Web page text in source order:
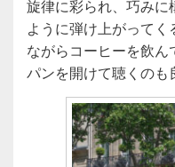
旋律に彩られ、巧み
ように弾け上がって
ながらコーヒーを飲
パンを開けて聴くのも